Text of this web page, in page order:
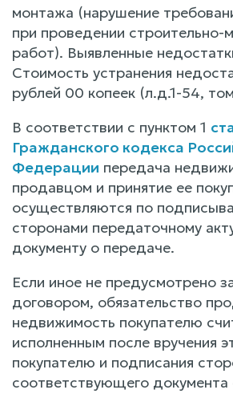
монтажа (нарушение
при проведении строительно-
работ). Выявленные
Стоимость устранения
рублей 00 копеек (л.д.1-54,
В соответствии с пунктом 1
Гражданского кодекса
Федерации передача
продавцом и принятие ее
осуществляются по
сторонами передаточному
документу о передаче.
Если иное не предусмотрено
договором, обязательство
недвижимость покупателю
исполненным после вручения
покупателю и подписания
соответствующего документа